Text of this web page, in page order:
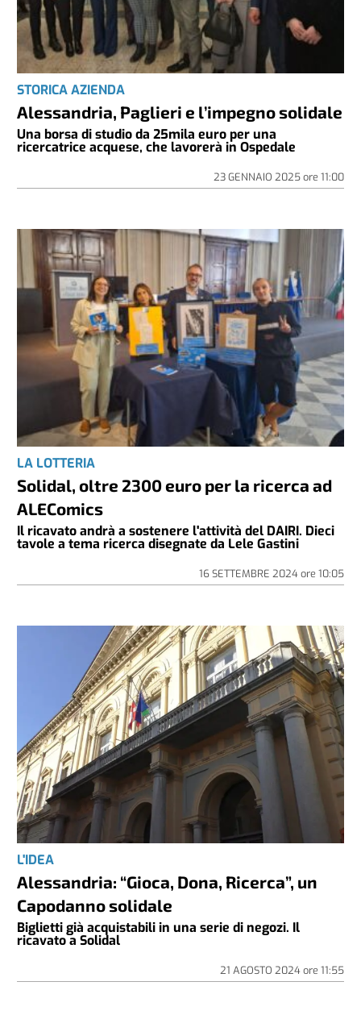
STORICA AZIENDA
Alessandria, Paglieri e l’impegno solidale
Una borsa di studio da 25mila euro per una
ricercatrice acquese, che lavorerà in Ospedale
23 GENNAIO 2025ore 11:00
LA LOTTERIA
Solidal, oltre 2300 euro per la ricerca ad
ALEComics
Il ricavato andrà a sostenere l'attività del DAIRI. Dieci
tavole a tema ricerca disegnate da Lele Gastini
16 SETTEMBRE 2024ore 10:05
L'IDEA
Alessandria: “Gioca, Dona, Ricerca”, un
Capodanno solidale
Biglietti già acquistabili in una serie di negozi. Il
ricavato a Solidal
21 AGOSTO 2024ore 11:55